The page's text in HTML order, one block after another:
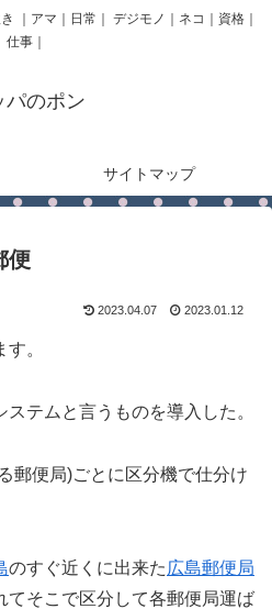
｜アマ｜日常｜ デジモノ｜ネコ｜資格｜
仕事｜
パのポン
サイトマップ
便
2023.04.07 2023.01.12
。
テムと言うものを導入した。
郵便局)ごとに区分機で仕分け
のすぐ近くに出来た 広島郵便局
てそこで区分して各郵便局運ば